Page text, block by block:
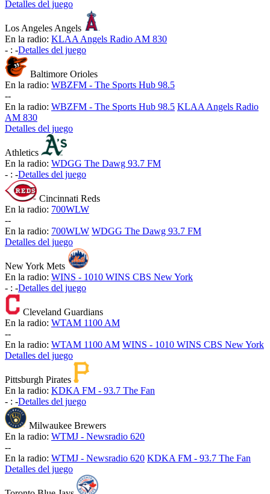
Detalles del juego
Los Angeles Angels
En la radio: KLAA Angels Radio AM 830
- : -Detalles del juego
Baltimore Orioles
En la radio: WBZFM - The Sports Hub 98.5
--
En la radio: WBZFM - The Sports Hub 98.5 KLAA Angels Radio
AM 830
Detalles del juego
Athletics
En la radio: WDGG The Dawg 93.7 FM
- : -Detalles del juego
Cincinnati Reds
En la radio: 700WLW
--
En la radio: 700WLW WDGG The Dawg 93.7 FM
Detalles del juego
New York Mets
En la radio: WINS - 1010 WINS CBS New York
- : -Detalles del juego
Cleveland Guardians
En la radio: WTAM 1100 AM
--
En la radio: WTAM 1100 AM WINS - 1010 WINS CBS New York
Detalles del juego
Pittsburgh Pirates
En la radio: KDKA FM - 93.7 The Fan
- : -Detalles del juego
Milwaukee Brewers
En la radio: WTMJ - Newsradio 620
--
En la radio: WTMJ - Newsradio 620 KDKA FM - 93.7 The Fan
Detalles del juego